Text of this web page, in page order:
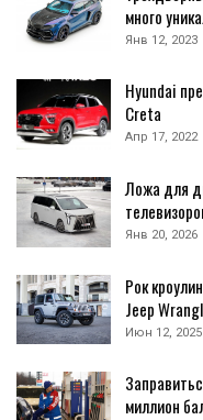
много
Янв 12, 2023
Hyundai
Creta
Апр 17, 2022
Ложа для
Янв 20, 2026
Рок
Jeep
Июн 12, 2025
миллион